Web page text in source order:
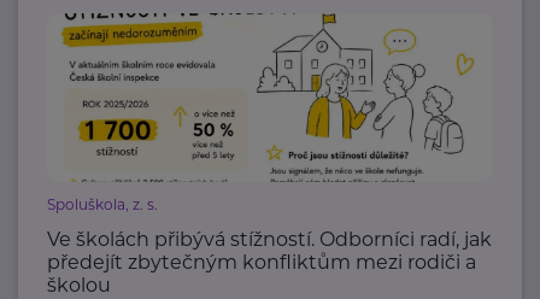
Spoluškola, z. s.
Ve školách přibývá stížností. Odborníci radí, jak
předejít zbytečným konfliktům mezi rodiči a
školou